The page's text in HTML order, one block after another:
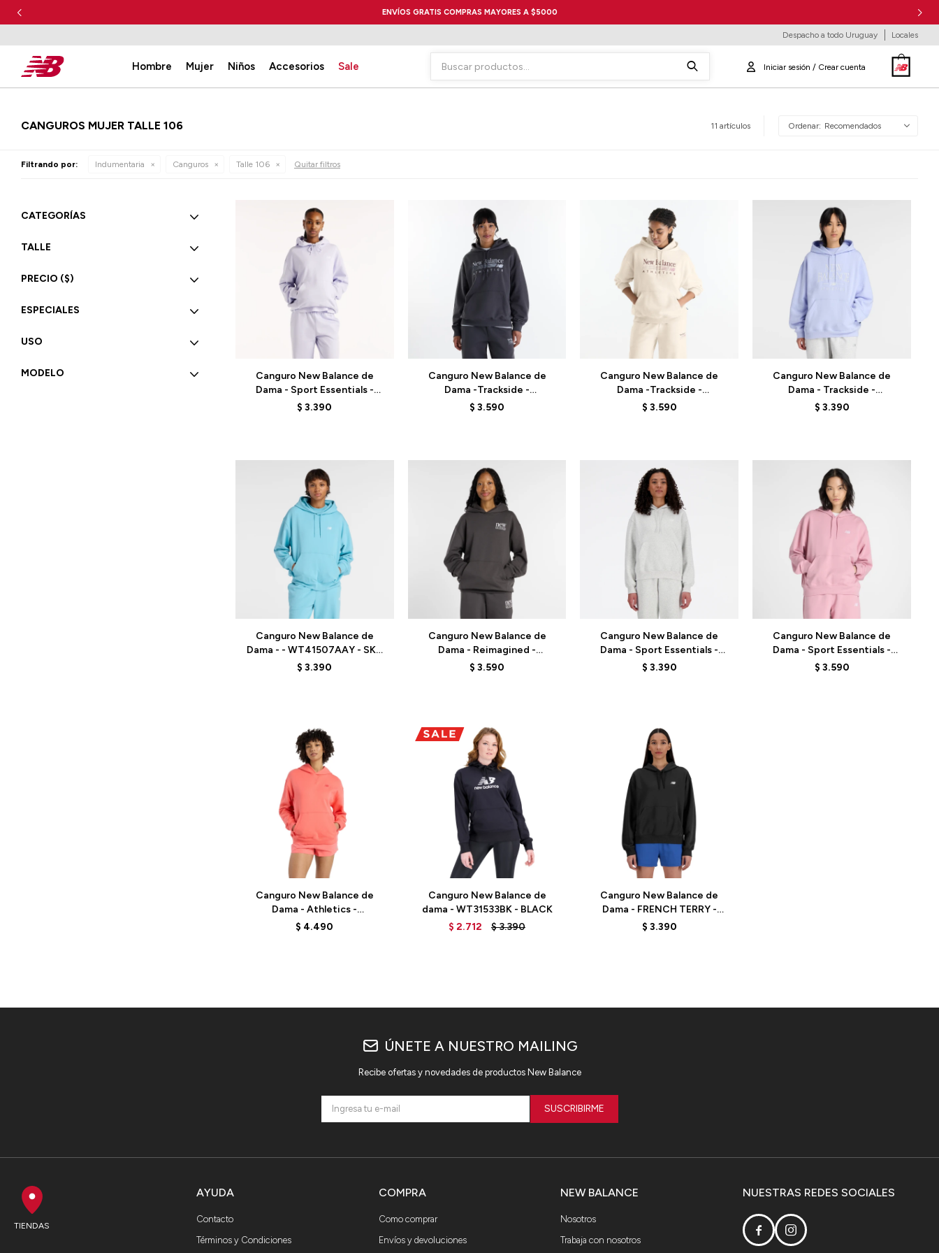
ENVÍOS GRATIS COMPRAS MAYORES A $5000
Hombre Mujer Niños Accesorios Sale
Despacho a todo Uruguay Locales
CANGUROS MUJER TALLE 106 11 artículos Recomendados
Filtrando por: Indumentaria Canguros Talle 106 Quitar filtros
Canguro New Balance de
Dama - Sport Essentials -
WT41507SMV - PURPLE
$ 3.390
Canguro New Balance de
Dama -Trackside -
WT6288NOBLK - DARK GREY
$ 3.590
Canguro New Balance de
Dama -Trackside -
WT6288NOLIT - CHARCOAL
$ 3.590
Canguro New Balance de
Dama - Trackside -
WT61U6QSDYK - LILA
$ 3.390
Talle
Canguro New Balance de
Dama - - WT41507AAY - SKY
BLUE
$ 3.390
Canguro New Balance de
Dama - Reimagined -
WT61X61OABR - BLACK
$ 3.590
Canguro New Balance de
Dama - Sport Essentials -
WT41507AHH - GREY
$ 3.390
Canguro New Balance de
Dama - Sport Essentials -
WT41507PTF - PINK
$ 3.590
Canguro New Balance de
Dama - Athletics -
WT41537DTR - ELD
$ 4.490
Canguro New Balance de
dama - WT31533BK - BLACK
$ 2.712 $3.390
Canguro New Balance de
Dama - FRENCH TERRY -
WT41507BK - BLACK
$ 3.390
CATEGORÍAS
TALLE
PRECIO ($)
ESPECIALES
USO
MODELO
TIENDAS
AYUDA
Contacto
Términos y Condiciones
NEW BALANCE
Nosotros
Trabaja con nosotros
COMPRA
Como comprar
Envíos y devoluciones
NUESTRAS REDES SOCIALES
 
ÚNETE A NUESTRO MAILING
Recibe ofertas y novedades de productos New Balance
SUSCRIBIRME